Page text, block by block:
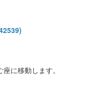
に移動します。